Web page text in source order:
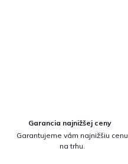
Garancia najnižšej ceny
Garantujeme vám najnižšiu cenu
na trhu.